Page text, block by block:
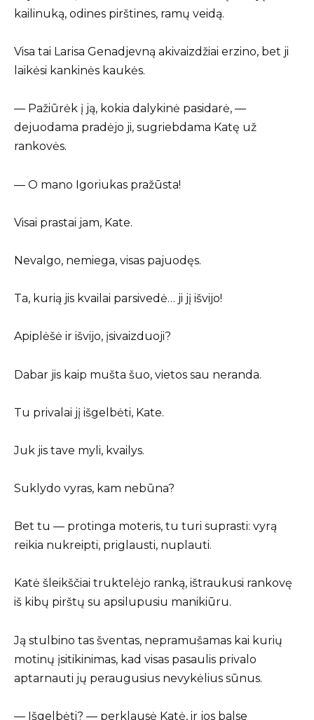
kailinuką, odines pirštines, ramų veidą.
Visa tai Larisa Genadjevną akivaizdžiai erzino, bet ji
laikėsi kankinės kaukės.
— Pažiūrėk į ją, kokia dalykinė pasidarė, —
dejuodama pradėjo ji, sugriebdama Katę už
rankovės.
— O mano Igoriukas pražūsta!
Visai prastai jam, Kate.
Nevalgo, nemiega, visas pajuodęs.
Ta, kurią jis kvailai parsivedė… ji jį išvijo!
Apiplėšė ir išvijo, įsivaizduoji?
Dabar jis kaip mušta šuo, vietos sau neranda.
Tu privalai jį išgelbėti, Kate.
Juk jis tave myli, kvailys.
Suklydo vyras, kam nebūna?
Bet tu — protinga moteris, tu turi suprasti: vyrą
reikia nukreipti, priglausti, nuplauti.
Katė šleikščiai truktelėjo ranką, ištraukusi rankovę
iš kibų pirštų su apsilupusiu manikiūru.
Ją stulbino tas šventas, nepramušamas kai kurių
motinų įsitikinimas, kad visas pasaulis privalo
aptarnauti jų peraugusius nevykėlius sūnus.
— Išgelbėti? — perklausė Katė, ir jos balse